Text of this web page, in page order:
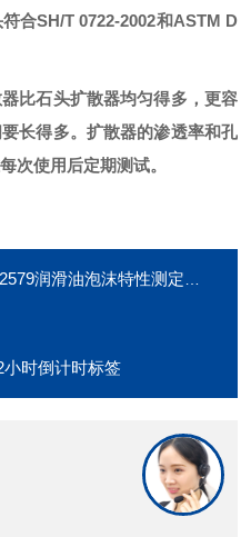
符合SH/T 0722-2002和ASTM D
器比石头扩散器均匀得多，更容
长得多。扩散器的渗透率和孔
次使用后定期测试。
油泡沫特性测定法非金属气体扩散头
小时倒计时标签